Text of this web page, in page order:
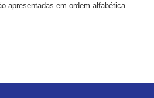
apresentadas em ordem alfabética.